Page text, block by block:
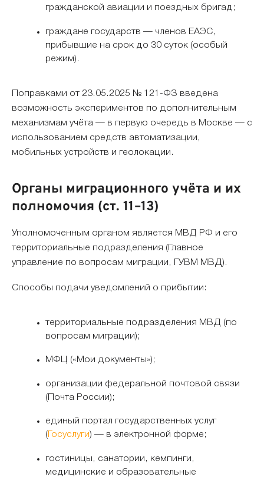
гражданской авиации и поездных бригад;
граждане государств — членов ЕАЭС,
прибывшие на срок до 30 суток (особый
режим).
Поправками от 23.05.2025 № 121-ФЗ введена
возможность экспериментов по дополнительным
механизмам учёта — в первую очередь в Москве — с
использованием средств автоматизации,
мобильных устройств и геолокации.
Органы миграционного учёта и их
полномочия (ст. 11–13)
Уполномоченным органом является МВД РФ и его
территориальные подразделения (Главное
управление по вопросам миграции, ГУВМ МВД).
Способы подачи уведомлений о прибытии:
территориальные подразделения МВД (по
вопросам миграции);
МФЦ («Мои документы»);
организации федеральной почтовой связи
(Почта России);
единый портал государственных услуг
( Госуслуги) — в электронной форме;
гостиницы, санатории, кемпинги,
медицинские и образовательные